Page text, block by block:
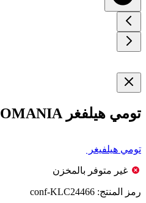
تومي هيلفغر LOGOMANIA مخدة ديكور
تومي هيلفيغر
غير متوفر بالمخزن
رمز المنتج: conf-KLC24466